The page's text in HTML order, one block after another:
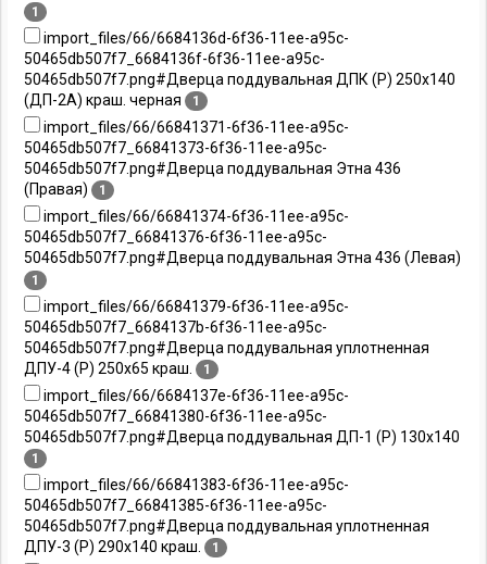
1
import_files/66/6684136d-6f36-11ee-a95c-
50465db507f7_6684136f-6f36-11ee-a95c-
50465db507f7.png#Дверца поддувальная ДПК (Р) 250х140
(ДП-2А) краш. черная
1
import_files/66/66841371-6f36-11ee-a95c-
50465db507f7_66841373-6f36-11ee-a95c-
50465db507f7.png#Дверца поддувальная Этна 436
(Правая)
1
import_files/66/66841374-6f36-11ee-a95c-
50465db507f7_66841376-6f36-11ee-a95c-
50465db507f7.png#Дверца поддувальная Этна 436 (Левая)
1
import_files/66/66841379-6f36-11ee-a95c-
50465db507f7_6684137b-6f36-11ee-a95c-
50465db507f7.png#Дверца поддувальная уплотненная
ДПУ-4 (Р) 250х65 краш.
1
import_files/66/6684137e-6f36-11ee-a95c-
50465db507f7_66841380-6f36-11ee-a95c-
50465db507f7.png#Дверца поддувальная ДП-1 (Р) 130х140
1
import_files/66/66841383-6f36-11ee-a95c-
50465db507f7_66841385-6f36-11ee-a95c-
50465db507f7.png#Дверца поддувальная уплотненная
ДПУ-3 (Р) 290х140 краш.
1